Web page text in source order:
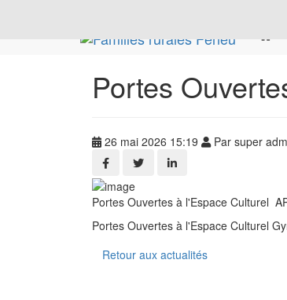
Portes
26 mai 2026 15:19 Par super
Portes Ouvertes à l'Espace Culturel
Portes Ouvertes à l'Espace Culturel
Retour aux actualités